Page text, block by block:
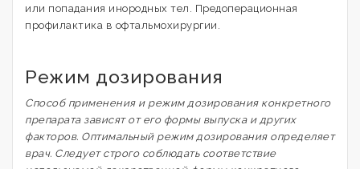
или попадания инородных тел. Предоперационная
профилактика в офтальмохирургии.
Режим дозирования
Способ применения и режим дозирования конкретного
препарата зависят от его формы выпуска и других
факторов. Оптимальный режим дозирования определяет
врач. Следует строго соблюдать соответствие